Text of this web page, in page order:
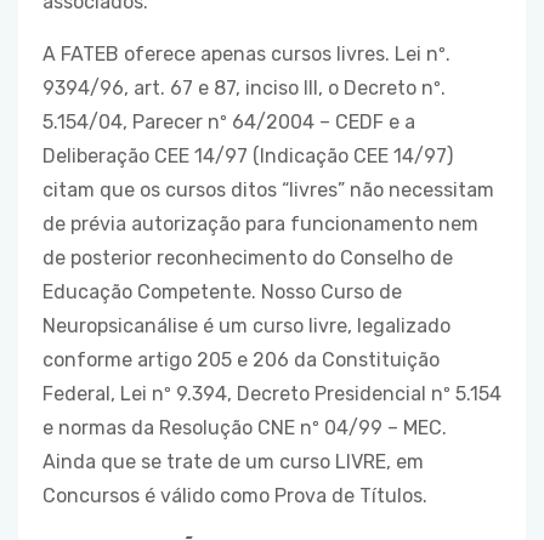
A FATEB oferece apenas cursos livres. Lei nº.
9394/96, art. 67 e 87, inciso III, o Decreto nº.
5.154/04, Parecer nº 64/2004 – CEDF e a
Deliberação CEE 14/97 (Indicação CEE 14/97)
citam que os cursos ditos “livres” não necessitam
de prévia autorização para funcionamento nem
de posterior reconhecimento do Conselho de
Educação Competente. Nosso Curso de
Neuropsicanálise é um curso livre, legalizado
conforme artigo 205 e 206 da Constituição
Federal, Lei nº 9.394, Decreto Presidencial nº 5.154
e normas da Resolução CNE nº 04/99 – MEC.
Ainda que se trate de um curso LIVRE, em
Concursos é válido como Prova de Títulos.